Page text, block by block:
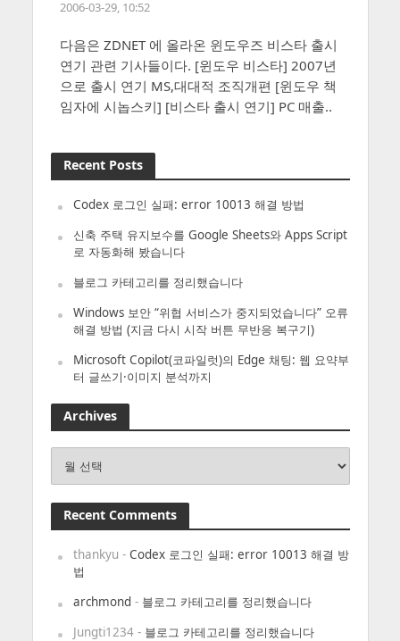
2006-03-29, 10:52
다음은 ZDNET 에 올라온 윈도우즈 비스타 출시
연기 관련 기사들이다. [윈도우 비스타] 2007년
으로 출시 연기 MS,대대적 조직개편 [윈도우 책
임자에 시놉스키] [비스타 출시 연기] PC 매출..
Recent Posts
Codex 로그인 실패: error 10013 해결 방법
신축 주택 유지보수를 Google Sheets와 Apps Script
로 자동화해 봤습니다
블로그 카테고리를 정리했습니다
Windows 보안 “위협 서비스가 중지되었습니다” 오류
해결 방법 (지금 다시 시작 버튼 무반응 복구기)
Microsoft Copilot(코파일럿)의 Edge 채팅: 웹 요약부
터 글쓰기·이미지 분석까지
Archives
Recent Comments
thankyu - Codex 로그인 실패: error 10013 해결 방
법
archmond- 블로그 카테고리를 정리했습니다
Jungti1234- 블로그 카테고리를 정리했습니다